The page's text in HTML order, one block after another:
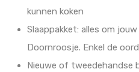
kunnen koken
Slaappakket: alles om
Doornroosje. Enkel de
Nieuwe of tweedehandse